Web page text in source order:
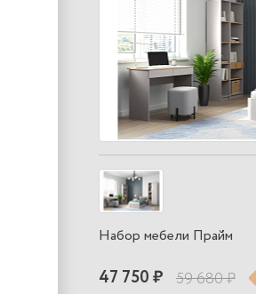
Набор мебели Прайм
47 750 ₽ 59 680 ₽